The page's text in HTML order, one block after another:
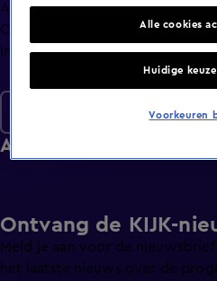
Afleveringen
Clips
Info
Afleveringen
Ontvang de KIJK-
Meld je aan voor de
het laatste nieuws over de
Alle cookies
Huidige
Voorkeuren